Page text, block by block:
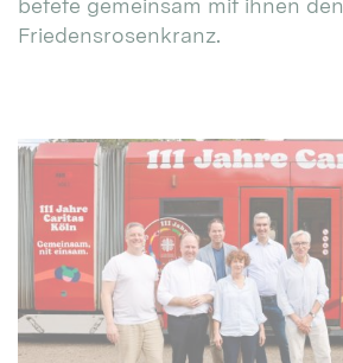
betete gemeinsam mit ihnen den
Friedensrosenkranz.